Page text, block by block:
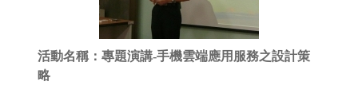
活動名稱： 專題演講-手機雲端應用服務之設計策
略